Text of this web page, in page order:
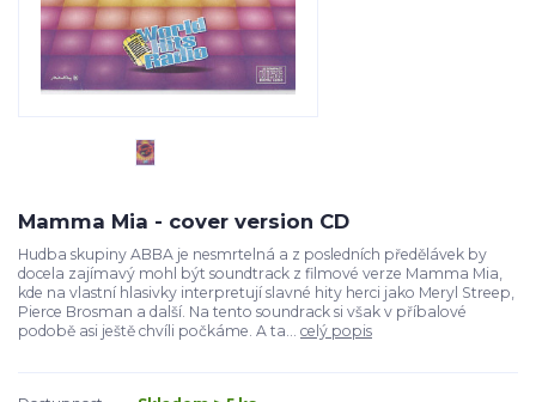
Mamma Mia - cover version CD
Hudba skupiny ABBA je nesmrtelná a z posledních předělávek by
docela zajímavý mohl být soundtrack z filmové verze Mamma Mia,
kde na vlastní hlasivky interpretují slavné hity herci jako Meryl Streep,
Pierce Brosman a další. Na tento soundrack si však v příbalové
podobě asi ještě chvíli počkáme. A ta... celý popis